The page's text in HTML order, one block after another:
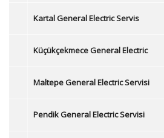
Kartal General Electric Servis
Küçükçekmece General Electric
Maltepe General Electric Servisi
Pendik General Electric Servisi